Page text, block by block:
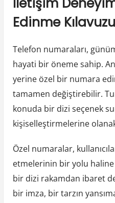
Edinme Kılavuzu
Telefon numaraları,
hayati bir öneme sahip.
yerine özel bir numara
tamamen değiştirebilir.
konuda bir dizi seçenek
kişiselleştirmelerine
Özel numaralar,
etmelerinin bir yolu
bir dizi rakamdan ibaret
bir imza, bir tarzın